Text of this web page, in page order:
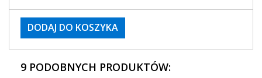
DODAJ DO KOSZYKA
9 PODOBNYCH PRODUKTÓW: